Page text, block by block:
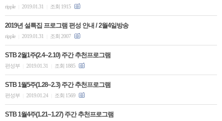
ripple 2019.01.31 조회 1915
2019년 설특집 프로그램 편성 안내 / 2월4일방송
ripple 2019.01.31 조회 2007
STB 2월1주(2.4~2.10) 주간 추천프로그램
편성부 2019.01.31 조회 1885
STB 1월5주(1.28~2.3) 주간 추천프로그램
편성부 2019.01.24 조회 1569
STB 1월4주(1.21~1.27) 주간 추천프로그램